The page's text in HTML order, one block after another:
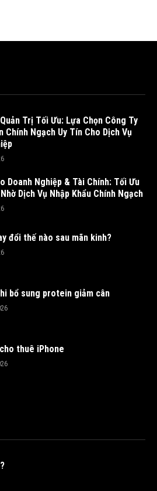
Trị Tối Ưu: Lựa Chọn Công Ty
Chính Ngạch Uy Tín Cho Dịch Vụ
Doanh Nghiệp & Tài Chính: Tối Ưu
Dịch Vụ Nhập Khẩu Chính Ngạch
đổi thế nào sau mãn kinh?
bổ sung protein giảm cân
thuê iPhone